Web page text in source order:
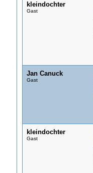
kleindochter
Gast
Jan Canuck
Gast
kleindochter
Gast